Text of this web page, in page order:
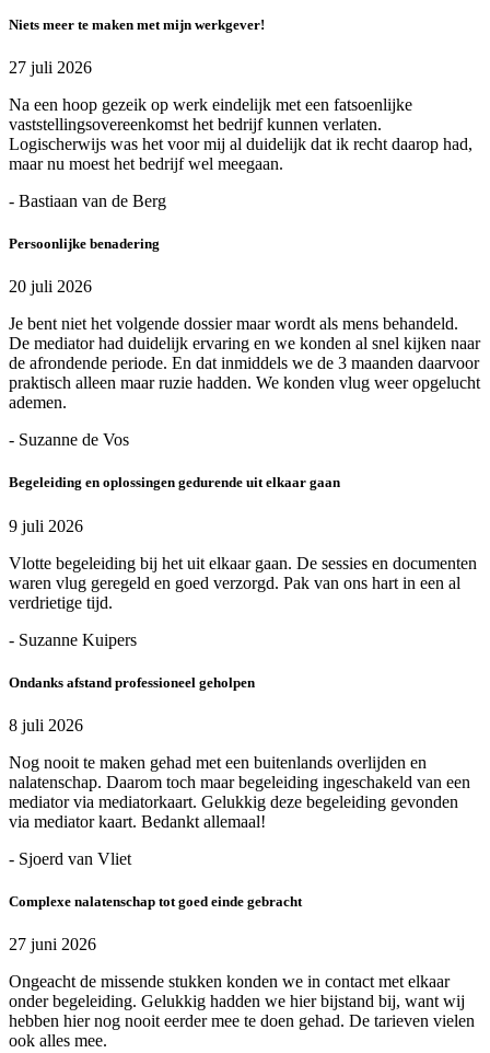
Niets meer te maken met mijn werkgever!
27 juli 2026
Na een hoop gezeik op werk eindelijk met een fatsoenlijke
vaststellingsovereenkomst het bedrijf kunnen verlaten.
Logischerwijs was het voor mij al duidelijk dat ik recht daarop had,
maar nu moest het bedrijf wel meegaan.
- Bastiaan van de Berg
Persoonlijke benadering
20 juli 2026
Je bent niet het volgende dossier maar wordt als mens behandeld.
De mediator had duidelijk ervaring en we konden al snel kijken naar
de afrondende periode. En dat inmiddels we de 3 maanden daarvoor
praktisch alleen maar ruzie hadden. We konden vlug weer opgelucht
ademen.
- Suzanne de Vos
Begeleiding en oplossingen gedurende uit elkaar gaan
9 juli 2026
Vlotte begeleiding bij het uit elkaar gaan. De sessies en documenten
waren vlug geregeld en goed verzorgd. Pak van ons hart in een al
verdrietige tijd.
- Suzanne Kuipers
Ondanks afstand professioneel geholpen
8 juli 2026
Nog nooit te maken gehad met een buitenlands overlijden en
nalatenschap. Daarom toch maar begeleiding ingeschakeld van een
mediator via mediatorkaart. Gelukkig deze begeleiding gevonden
via mediator kaart. Bedankt allemaal!
- Sjoerd van Vliet
Complexe nalatenschap tot goed einde gebracht
27 juni 2026
Ongeacht de missende stukken konden we in contact met elkaar
onder begeleiding. Gelukkig hadden we hier bijstand bij, want wij
hebben hier nog nooit eerder mee te doen gehad. De tarieven vielen
ook alles mee.